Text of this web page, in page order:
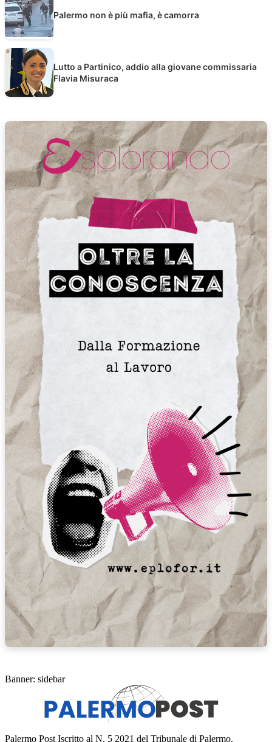
Palermo non è più mafia, è camorra
Lutto a Partinico, addio alla giovane commissaria
Flavia Misuraca
Banner: sidebar
Palermo Post Iscritto al N. 5 2021 del Tribunale di Palermo.